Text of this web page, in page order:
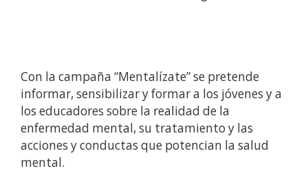
Con la campaña “Mentalízate” se pretende
informar, sensibilizar y formar a los jóvenes y a
los educadores sobre la realidad de la
enfermedad mental, su tratamiento y las
acciones y conductas que potencian la salud
mental.